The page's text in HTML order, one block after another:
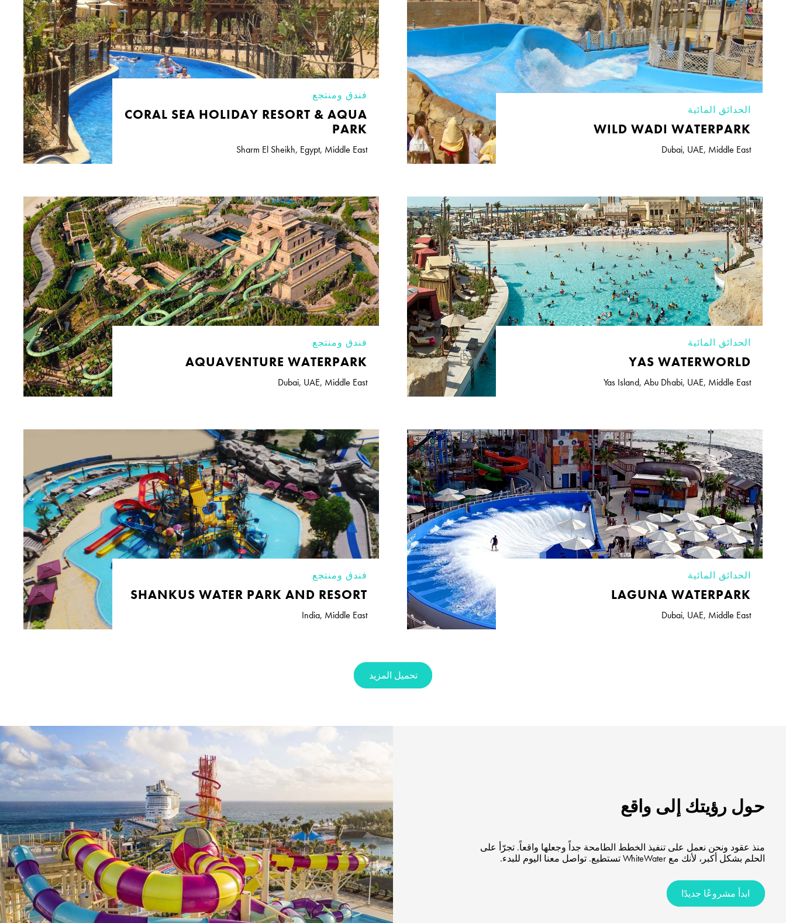
الحدائق المائية
WILD WADI WATERPARK
Dubai, UAE, Middle East
فندق ومنتجع
CORAL SEA HOLIDAY RESORT & AQUA
PARK
Sharm El Sheikh, Egypt, Middle East
الحدائق المائية
YAS WATERWORLD
Yas Island, Abu Dhabi, UAE, Middle East
فندق ومنتجع
AQUAVENTURE WATERPARK
Dubai, UAE, Middle East
الحدائق المائية
LAGUNA WATERPARK
Dubai, UAE, Middle East
فندق ومنتجع
SHANKUS WATER PARK AND RESORT
India, Middle East
تحميل المزيد
حول رؤيتك إلى واقع
منذ عقود ونحن نعمل على تنفيذ الخطط الطامحة جداً وجعلها واقعاً. تجرّأ على
الحلم بشكل أكبر، لأنك مع WhiteWater تستطيع. تواصل معنا اليوم للبدء.
ابدأ مشروعًا جديدًا